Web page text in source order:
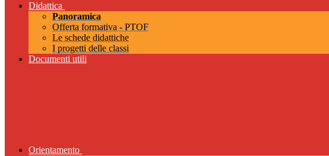
Didattica
Panoramica
Offerta formativa - PTOF
Le schede didattiche
I progetti delle classi
Documenti utili
Orientamento